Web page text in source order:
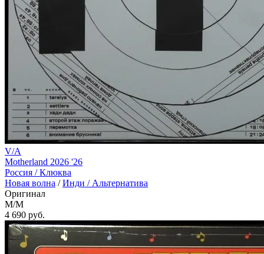
V/A
Motherland 2026 '26
Россия /Клюква
Новая волна /Инди / Альтернатива
Оригинал
M/M
4 690 руб.